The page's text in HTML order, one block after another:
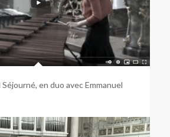
Séjourné, en duo avec Emmanuel